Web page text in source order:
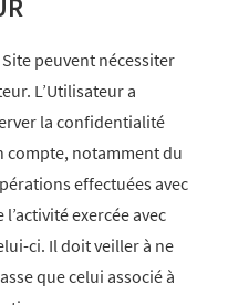
peuvent nécessiter
L’Utilisateur a
la confidentialité
compte, notamment du
effectuées avec
exercée avec
ci. Il doit veiller à ne
que celui associé à